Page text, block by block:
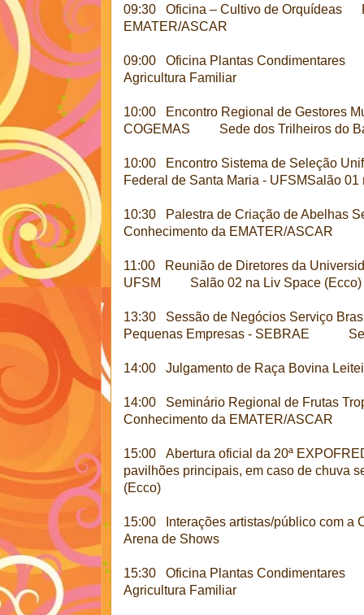
09:30 Oficina – Cultivo de Orquídeas
EMATER/ASCAR
09:00 Oficina Plantas Condimentares
Agricultura Familiar
10:00 Encontro Regional de Gestores
COGEMAS Sede dos Trilheiros do
10:00 Encontro Sistema de Seleção
Federal de Santa Maria - UFSMSalão
10:30 Palestra de Criação de
Conhecimento da EMATER/ASCAR
11:00 Reunião de Diretores da
UFSM Salão 02 na Liv Space (Ecco)
13:30 Sessão de Negócios Serviço
Pequenas Empresas - SEBRAE
14:00 Julgamento de Raça Bovina
14:00 Seminário Regional de Frutas
Conhecimento da EMATER/ASCAR
15:00 Abertura oficial da 20ª
pavilhões principais, em caso de chuva
(Ecco)
15:00 Interações artistas/público com a
Arena de Shows
15:30 Oficina Plantas Condimentares
Agricultura Familiar